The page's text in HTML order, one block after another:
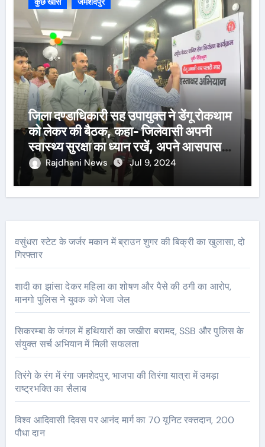
जिला दण्डाधिकारी सह उपायुक्त ने डेंगू रोकथाम
को लेकर की बैठक, कहा- जिलेवासी अपनी
स्वास्थ्य सुरक्षा का ध्यान रखें, अपने आसपास
पानी जमा न होने दें
Rajdhani News Jul 9, 2024
वसुंधरा स्टेट के जर्जर मकान में ब्राउन शुगर की बिक्री का खुलासा, दो
गिरफ्तार
शादी का झांसा देकर महिला का शोषण और पैसे की ठगी का आरोप,
मानगो पुलिस ने युवक को भेजा जेल
सिकरम्बा के जंगल में हथियारों का जखीरा बरामद, SSB और पुलिस के
संयुक्त सर्च अभियान में मिली सफलता
तिरंगे के रंग में रंगा जमशेदपुर, भाजपा की तिरंगा यात्रा में उमड़ा
राष्ट्रभक्ति का सैलाब
विश्व आदिवासी दिवस पर आनंद मार्ग का 70 यूनिट रक्तदान, 200
पौधा दान